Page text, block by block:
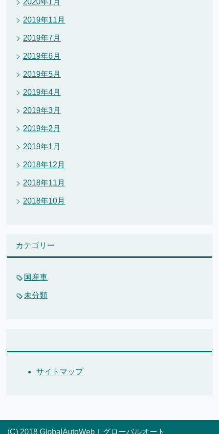
2020年1月
2019年11月
2019年7月
2019年6月
2019年5月
2019年4月
2019年3月
2019年2月
2019年1月
2018年12月
2018年11月
2018年10月
カテゴリー
国産車
未分類
サイトマップ
(C) 2018 GlobalAutoWebｌグローバルオート